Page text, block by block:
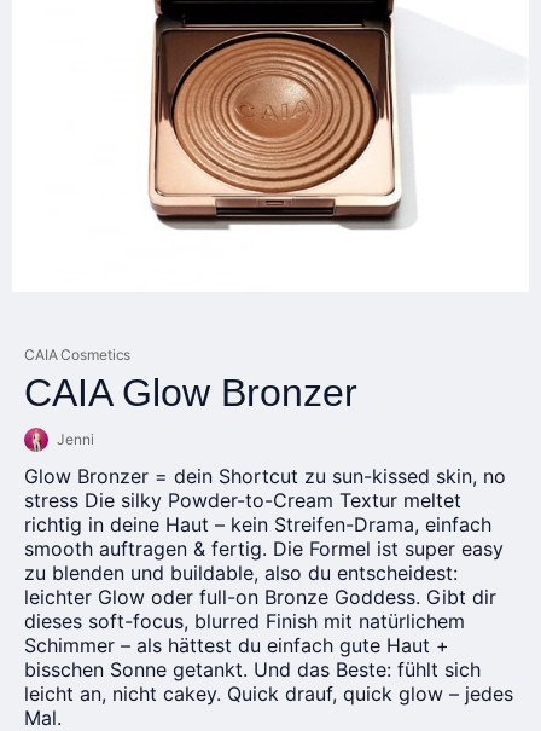
CAIA Cosmetics
CAIA Glow Bronzer
Jenni
Glow Bronzer = dein Shortcut zu sun-kissed skin, no
stress Die silky Powder-to-Cream Textur meltet
richtig in deine Haut – kein Streifen-Drama, einfach
smooth auftragen & fertig. Die Formel ist super easy
zu blenden und buildable, also du entscheidest:
leichter Glow oder full-on Bronze Goddess. Gibt dir
dieses soft-focus, blurred Finish mit natürlichem
Schimmer – als hättest du einfach gute Haut +
bisschen Sonne getankt. Und das Beste: fühlt sich
leicht an, nicht cakey. Quick drauf, quick glow – jedes
Mal.